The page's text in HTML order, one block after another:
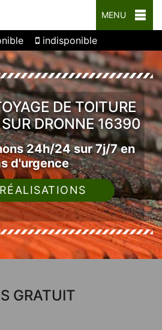
MENU
indisponible
DE TOITURE
DRONNE 16390
24h/24 sur 7j/7 en
d'urgence
GRATUIT